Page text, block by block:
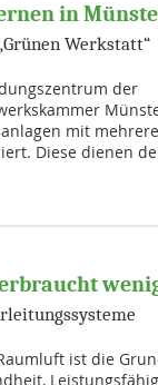
in
Werkstatt“
der
mit
Diese dienen
ist die